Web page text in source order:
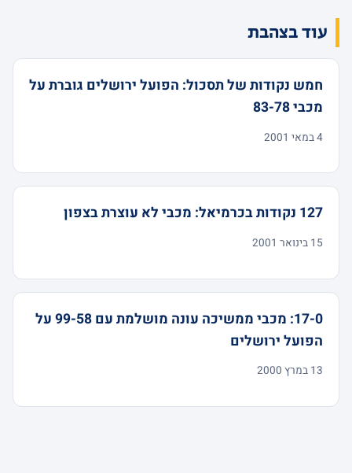
עוד בצהבת
חמש נקודות של תסכול: הפועל ירושלים גוברת על
מכבי 83-78
4 במאי 2001
127 נקודות בכרמיאל: מכבי לא עוצרת בצפון
15 בינואר 2001
17-0: מכבי ממשיכה עונה מושלמת עם 99-58 על
הפועל ירושלים
13 במרץ 2000